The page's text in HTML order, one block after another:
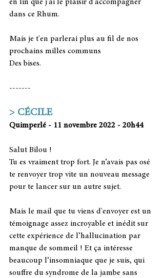
en lin que j'ai le plaisir d'accompagner
dans ce Rhum.
Mais je t'en parlerai plus au fil de nos
prochains milles communs
Des bises.
-------
> CÉCILE
Quimperlé - 11 novembre 2022 - 20h44
Salut Bilou !
Tu es vraiment trop fort. Je n’avais pas osé
te renvoyer trop vite un nouveau message
pour te lancer sur un autre sujet.
Mais le mail que tu viens d'envoyer est un
témoignage assez incroyable et inédit sur
cette expérience de l’hallucination par
manque de sommeil ! Et ça intéresse
beaucoup l’insomniaque que je suis, qui
souffre du syndrome de la jambe sans